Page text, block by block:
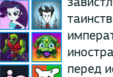
перед